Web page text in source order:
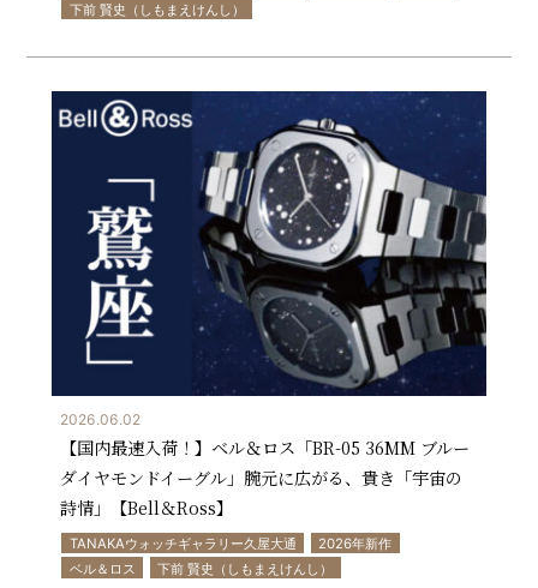
下前 賢史（しもまえけんし）
2026.06.02
【国内最速入荷！】ベル＆ロス「BR-05 36MM ブルー
ダイヤモンドイーグル」――腕元に広がる、貴き「宇宙の
詩情」【Bell＆Ross】
TANAKAウォッチギャラリー久屋大通
2026年新作
ベル＆ロス
下前 賢史（しもまえけんし）